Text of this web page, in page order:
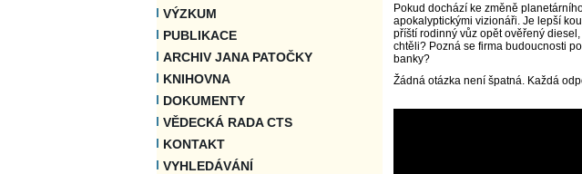
VÝZKUM
PUBLIKACE
ARCHIV JANA PATOČKY
KNIHOVNA
DOKUMENTY
VĚDECKÁ RADA CTS
KONTAKT
VYHLEDÁVÁNÍ
Pokud dochází ke změně
apokalyptickými vizionáři. Je lepší
příští rodinný vůz opět ověřený
chtěli? Pozná se firma budoucnosti
banky?
Žádná otázka není špatná. Každá